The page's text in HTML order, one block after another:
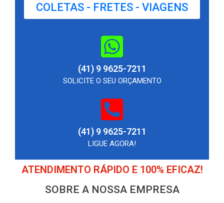
COLETAS - FRETES - VIAGENS
(41) 9 9625-7211
SOLICITE O SEU ORÇAMENTO
(41) 9 9625-7211
LIGUE AGORA!
ATENDIMENTO RÁPIDO E 100% EFICAZ!
SOBRE A NOSSA EMPRESA